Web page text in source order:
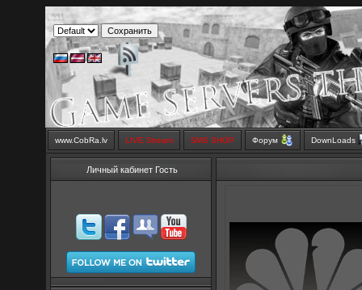
www.CobRa.lv LIVE Stream SMS SHOP Форум DownLoads
Личный кабинет Гость